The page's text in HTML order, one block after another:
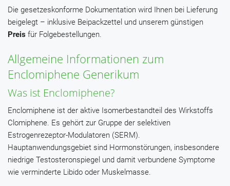
Die gesetzeskonforme Dokumentation wird Ihnen bei Lieferung
beigelegt – inklusive Beipackzettel und unserem günstigen
Preis für Folgebestellungen.
Allgemeine Informationen zum
Enclomiphene Generikum
Was ist Enclomiphene?
Enclomiphene ist der aktive Isomerbestandteil des Wirkstoffs
Clomiphene. Es gehört zur Gruppe der selektiven
Estrogenrezeptor-Modulatoren (SERM).
Hauptanwendungsgebiet sind Hormonstörungen, insbesondere
niedrige Testosteronspiegel und damit verbundene Symptome
wie verminderte Libido oder Muskelmasse.